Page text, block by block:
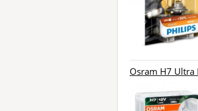
Osram H7 Ultra